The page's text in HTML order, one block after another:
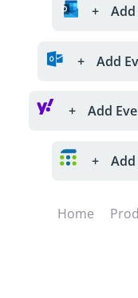
+
+ Add
+ Add
+
Home